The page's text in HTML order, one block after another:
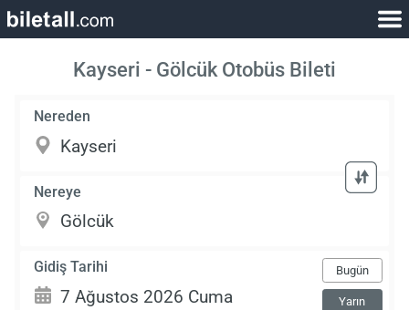
Kayseri - Gölcük Otobüs Bileti
Nereden
Nereye
Gidiş Tarihi Bugün
Yarın